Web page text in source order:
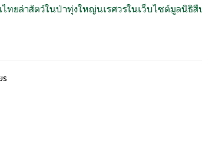
ไทยล่าสัตว์ในป่าทุ่งใหญ่นเรศวรในเว็บไซต์มูลนิธิสื